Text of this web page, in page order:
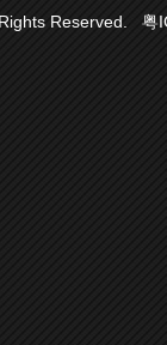
Reserved. 粤